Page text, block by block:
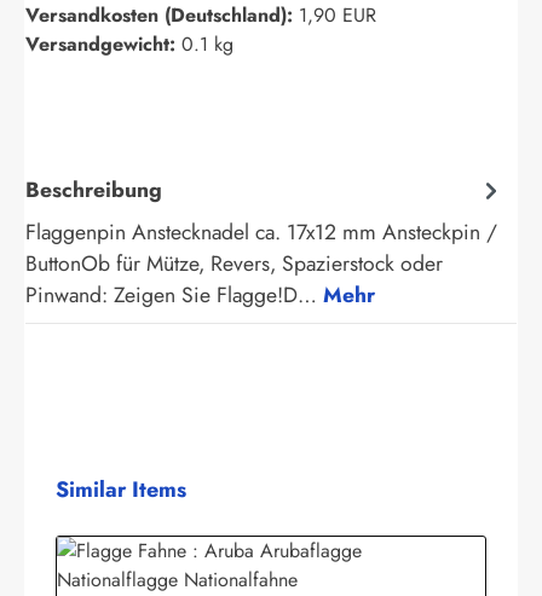
Versandkosten (Deutschland): 1,90 EUR
Versandgewicht: 0.1 kg
Beschreibung
Flaggenpin Anstecknadel ca. 17x12 mm Ansteckpin /
ButtonOb für Mütze, Revers, Spazierstock oder
Pinwand: Zeigen Sie Flagge!D… Mehr
Produktgalerie überspringen
Similar Items